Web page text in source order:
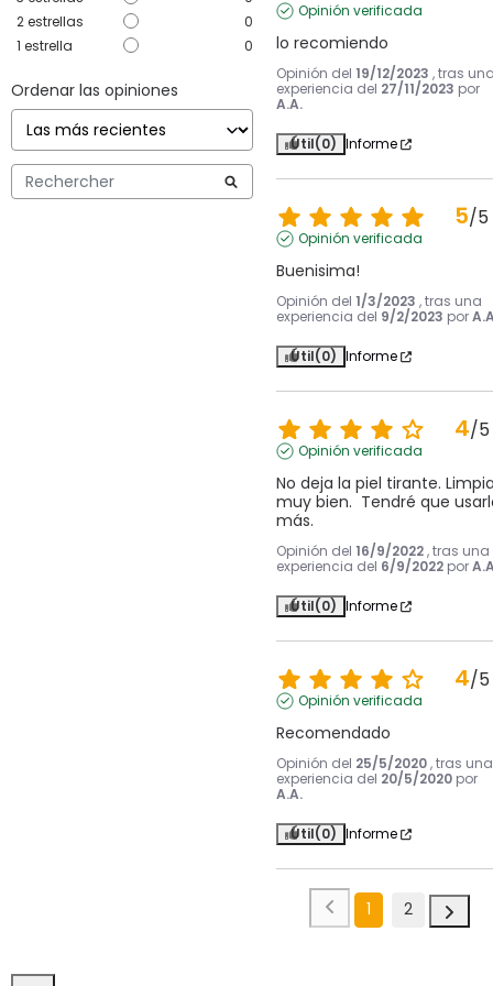
2estrellas
0
1 estrella 0
Ordenar las opiniones
Opinión verificada
lo recomiendo
Opinión del 19/12/2023 , tras
experiencia del 27/11/2023 por
A.A.
Útil(0) Informe
5/5
Opinión verificada
Buenisima!
Opinión del 1/3/2023 , tras una
experiencia del 9/2/2023 por
Útil(0) Informe
4/5
Opinión verificada
No deja la piel tirante.
muy bien.  Tendré que
más.
Opinión del 16/9/2022 , tras una
experiencia del 6/9/2022 por
Útil(0) Informe
4/5
Opinión verificada
Recomendado
Opinión del 25/5/2020 , tras una
experiencia del 20/5/2020 por
A.A.
Útil(0) Informe
1 2